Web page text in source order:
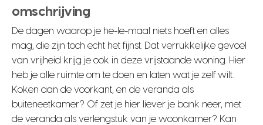
omschrijving
De dagen waarop je he-le-maal niets hoeft en alles
mag, die zijn toch echt het fijnst. Dat verrukkelijke gevoel
van vrijheid krijg je ook in deze vrijstaande woning. Hier
heb je alle ruimte om te doen en laten wat je zelf wilt.
Koken aan de voorkant, en de veranda als
buiteneetkamer? Of zet je hier liever je bank neer, met
de veranda als verlengstuk van je woonkamer? Kan